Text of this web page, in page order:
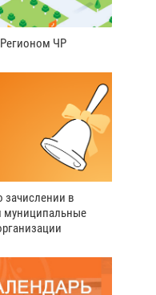
ЧР
зачислении в
муниципальные